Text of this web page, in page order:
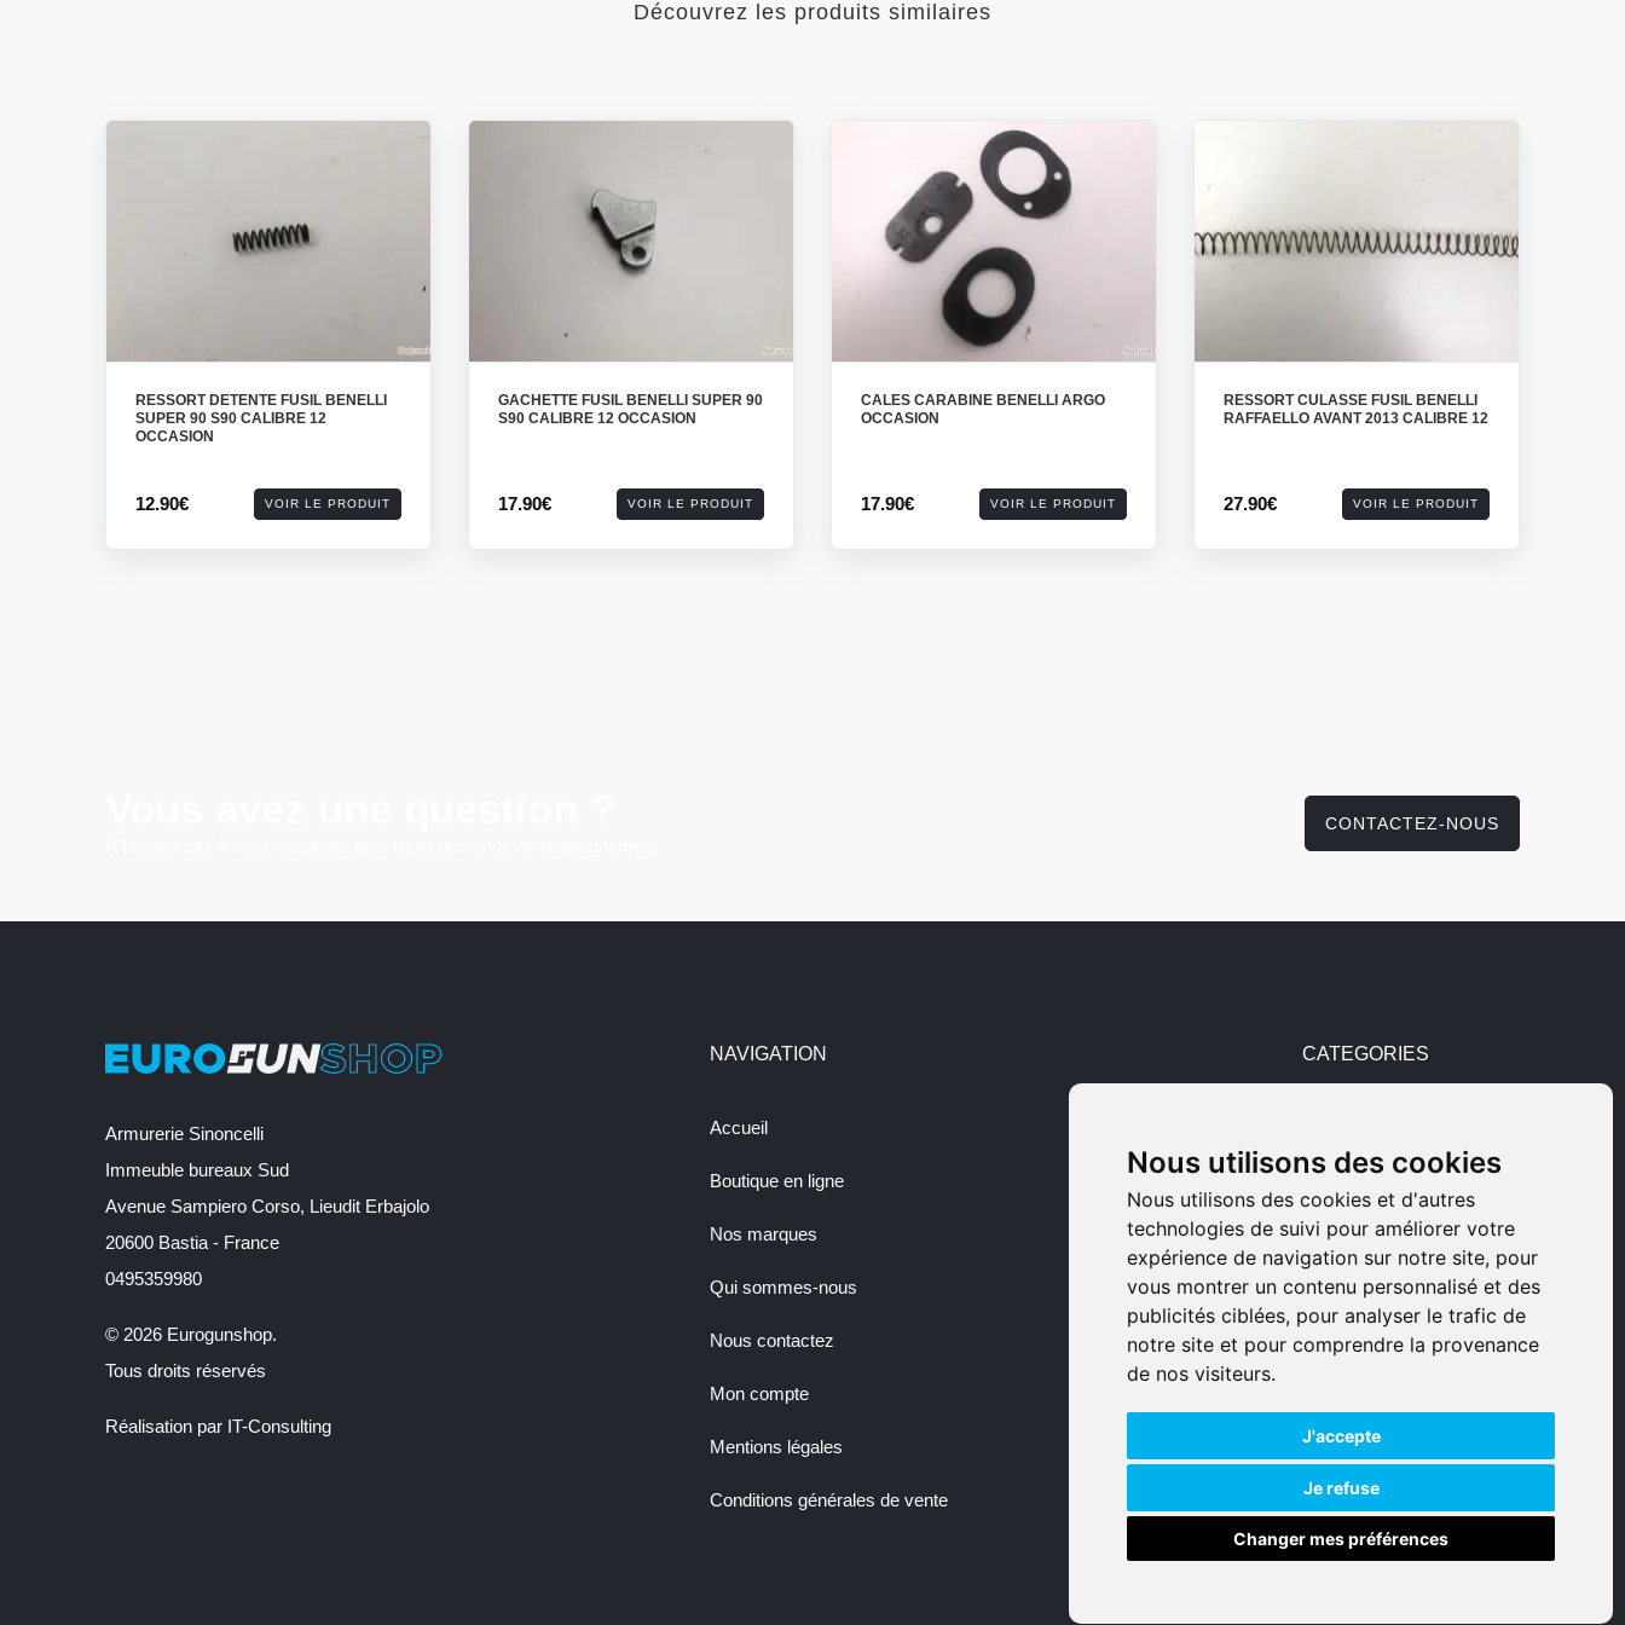
Nous utilisons des cookies
Nous utilisons des cookies et d'autres
technologies de suivi pour améliorer votre
expérience de navigation sur notre site, pour
vous montrer un contenu personnalisé et des
publicités ciblées, pour analyser le trafic de
notre site et pour comprendre la provenance
de nos visiteurs.
J'accepte
Je refuse
Changer mes préférences
Découvrez les produits similaires
RESSORT DETENTE FUSIL BENELLI
SUPER 90 S90 CALIBRE 12
OCCASION
12.90€ VOIR LE PRODUIT
GACHETTE FUSIL BENELLI SUPER 90
S90 CALIBRE 12 OCCASION
17.90€ VOIR LE PRODUIT
CALES CARABINE BENELLI ARGO
OCCASION
17.90€ VOIR LE PRODUIT
RESSORT CULASSE FUSIL BENELLI
RAFFAELLO AVANT 2013 CALIBRE 12
27.90€ VOIR LE PRODUIT
CONTACTEZ-NOUS
Armurerie Sinoncelli
Immeuble bureaux Sud
Avenue Sampiero Corso, Lieudit Erbajolo
20600 Bastia - France
0495359980
© 2026 Eurogunshop.
Tous droits réservés
Réalisation par IT-Consulting
NAVIGATION
Accueil
Boutique en ligne
Nos marques
Qui sommes-nous
Nous contactez
Mon compte
Mentions légales
Conditions générales de vente
CATEGORIES
Armes d'occasions
Armes neuves
Armes de collection
Munitions